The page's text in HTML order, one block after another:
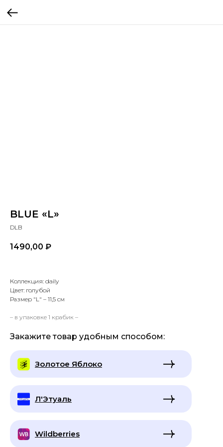
BLUE «L»
DLB
1490,00 ₽
Коллекция: daily
Цвет: голубой
Размер "L" – 11,5 см
– в упаковке 1 крабик –
Закажите товар удобным способом:
Золотое Яблоко
Л'Этуаль
Wildberries